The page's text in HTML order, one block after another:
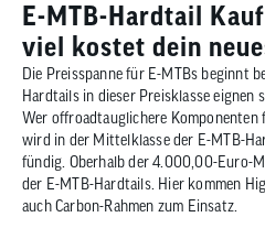
E-MTB-Hardtail
viel kostet dein
Die Preisspanne für E-MTBs beginnt
Hardtails in dieser Preisklasse eignen
Wer offroadtauglichere Komponenten
wird in der Mittelklasse der E-MTB-
fündig. Oberhalb der 4.000,00-Euro-
der E-MTB-Hardtails. Hier kommen
auch Carbon-Rahmen zum Einsatz.